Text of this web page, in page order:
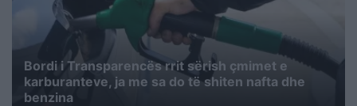
Bordi i Transparencës rrit sërish çmimet e
karburanteve, ja me sa do të shiten nafta dhe
benzina